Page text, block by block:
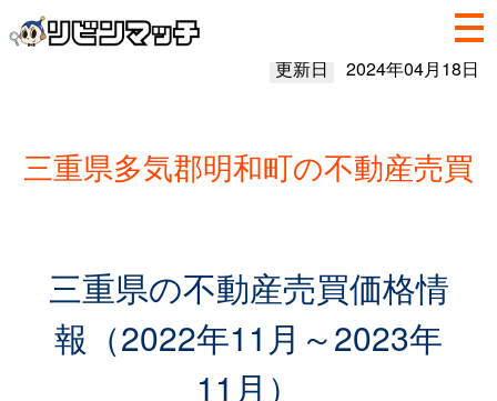
更新日 2024年04月18日
三重県多気郡明和町の不動産売買
三重県の不動産売買価格情
報（2022年11月～2023年
11月）